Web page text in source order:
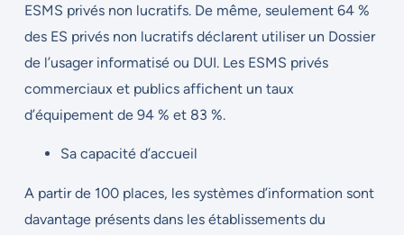
ESMS privés non lucratifs. De même, seulement 64 %
des ES privés non lucratifs déclarent utiliser un Dossier
de l’usager informatisé ou DUI. Les ESMS privés
commerciaux et publics affichent un taux
d’équipement de 94 % et 83 %.
Sa capacité d’accueil
A partir de 100 places, les systèmes d’information sont
davantage présents dans les établissements du